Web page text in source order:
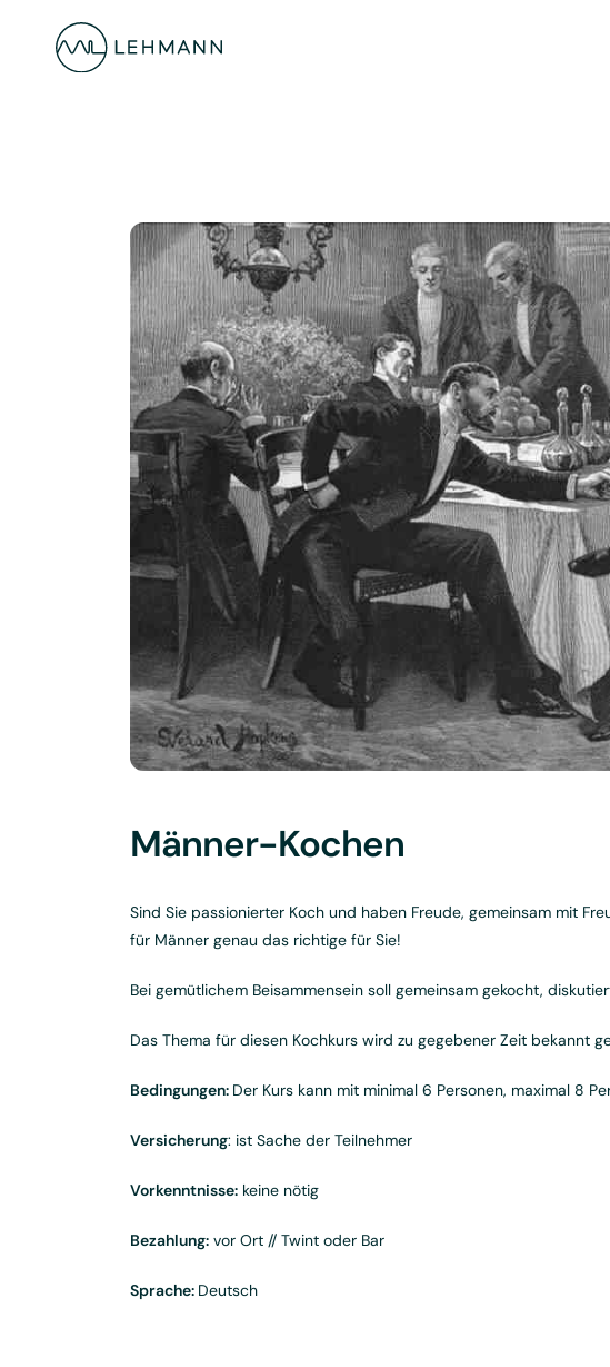
Männer-Kochen
Sind Sie passionierter Koch und haben Freude, gemeinsam mit
für Männer genau das richtige für Sie!
Bei gemütlichem Beisammensein soll gemeinsam gekocht,
Das Thema für diesen Kochkurs wird zu gegebener Zeit bekannt
Bedingungen: Der Kurs kann mit minimal 6 Personen, maximal 8
Versicherung: ist Sache der Teilnehmer
Vorkenntnisse: keine nötig
Bezahlung: vor Ort // Twint oder Bar
Sprache: Deutsch